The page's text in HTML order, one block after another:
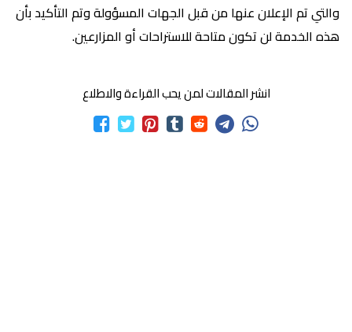
والتي تم الإعلان عنها من قبل الجهات المسؤولة وتم التأكيد بأن
هذه الخدمة لن تكون متاحة للاستراحات أو المزارعين.
انشر المقالات لمن يحب القراءة والاطلاع